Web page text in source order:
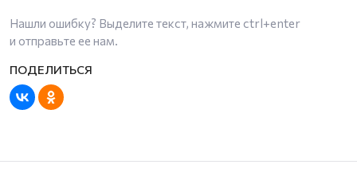
Нашли ошибку? Выделите текст, нажмите ctrl+enter
и отправьте ее нам.